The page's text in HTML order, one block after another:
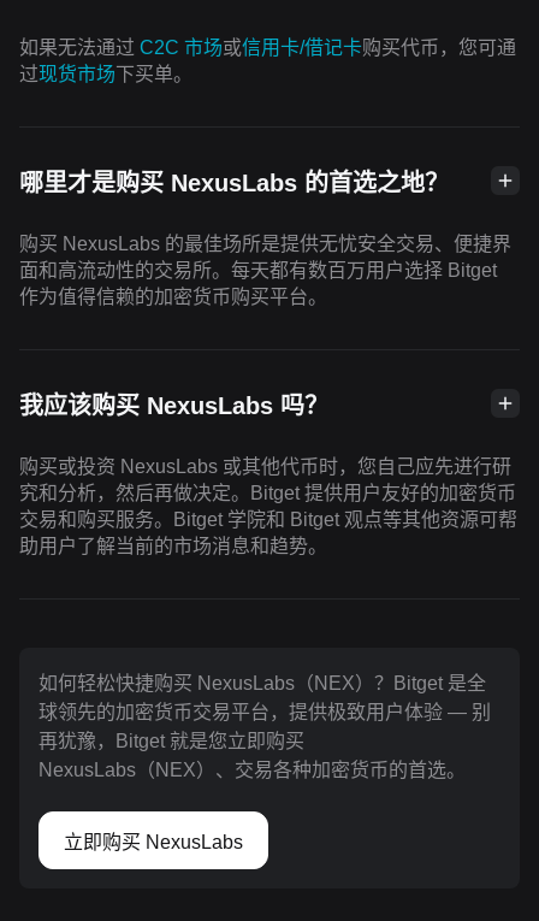
如果无法通过 C2C 市场或信用卡/借记卡购买代币，您可通
过现货市场下买单。
哪里才是购买 NexusLabs 的首选之地？
购买 NexusLabs 的最佳场所是提供无忧安全交易、便捷界
面和高流动性的交易所。每天都有数百万用户选择 Bitget
作为值得信赖的加密货币购买平台。
我应该购买 NexusLabs 吗？
购买或投资 NexusLabs 或其他代币时，您自己应先进行研
究和分析，然后再做决定。Bitget 提供用户友好的加密货币
交易和购买服务。Bitget 学院和 Bitget 观点等其他资源可帮
助用户了解当前的市场消息和趋势。
如何轻松快捷购买 NexusLabs（NEX）？Bitget 是全
球领先的加密货币交易平台，提供极致用户体验 — 别
再犹豫，Bitget 就是您立即购买
NexusLabs（NEX）、交易各种加密货币的首选。
立即购买 NexusLabs